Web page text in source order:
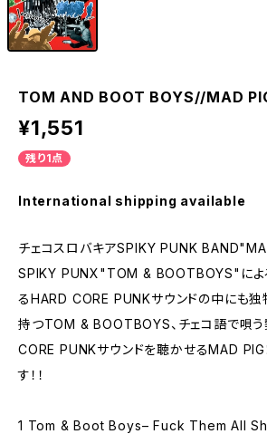
TOM AND BOOT BOYS//MAD
¥1,551
残り1点
International shipping available
チェコスロバキアSPIKY PUNK
SPIKY PUNX"TOM & BOOTBOYS"によ
るHARD CORE PUNKサウンドの中にも独
持つTOM & BOOTBOYS、チェコ語で唄
CORE PUNKサウンドを聴かせるMAD PIG
す！！
1 Tom & Boot Boys– Fuck Them All